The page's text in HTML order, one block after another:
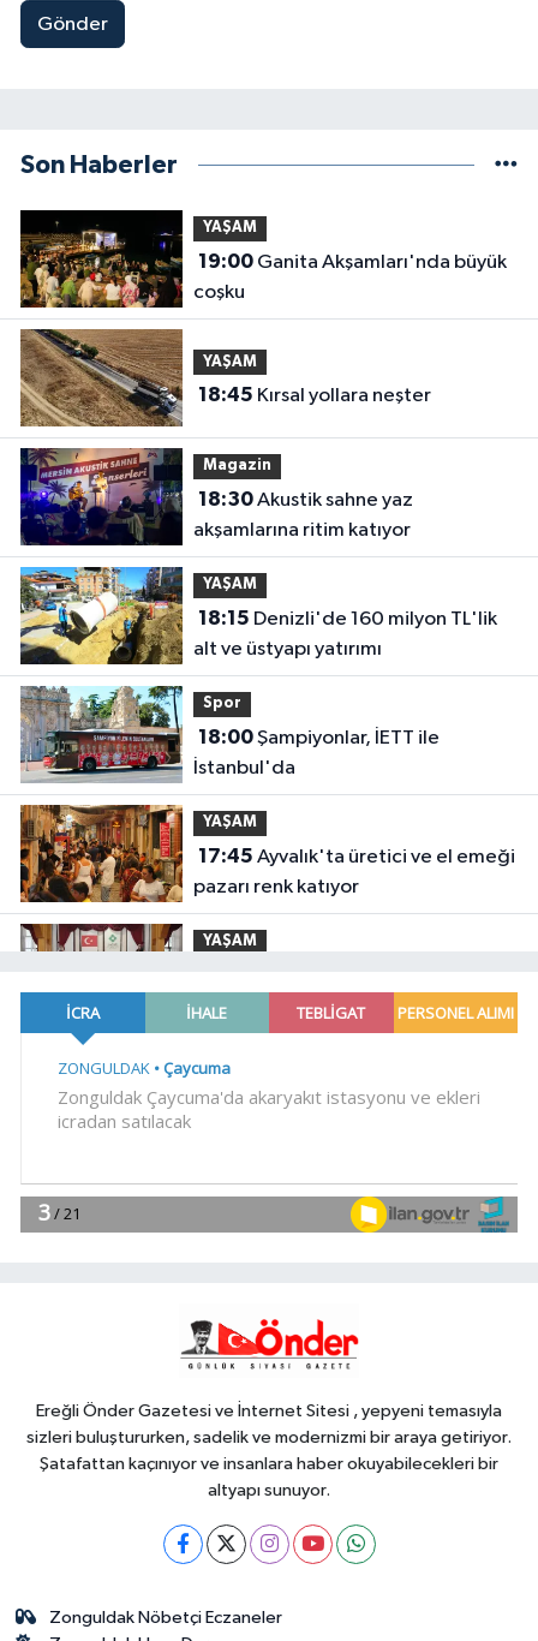
Gönder
Son Haberler
YAŞAM
19:00Ganita Akşamları'nda büyük
coşku
YAŞAM
18:45 Kırsal yollara neşter
Magazin
18:30Akustik sahne yaz
akşamlarına ritim katıyor
YAŞAM
18:15
alt ve üstyapı yatırımı
Spor
18:00Şampiyonlar, İETT ile
İstanbul'da
YAŞAM
17:45
pazarı renk katıyor
YAŞAM
eğitim için güç birliği
17:17 Bursa Büyükşehir
17:00 Ağrı'da toplu sünnet şöleni
Ereğli Önder Gazetesi ve İnternet Sitesi , yepyeni temasıyla
sizleri buluştururken, sadelik ve modernizmi bir araya getiriyor.
Şatafattan kaçınıyor ve insanlara haber okuyabilecekleri bir
altyapı sunuyor.
Zonguldak Nöbetçi Eczaneler